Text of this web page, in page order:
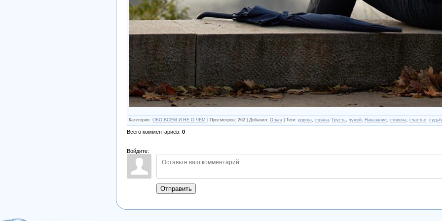
Категория: ОБО ВСЁМ И НЕ О ЧЁМ Просмотров: 262 Добавил: Ольга Теги: дорога страна Грусть чужой Наказание сторона счастье
Всего комментариев: 0
Войдите:
Отправить